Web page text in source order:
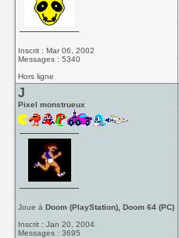
Inscrit : Mar 06, 2002
Messages : 5340
Hors ligne
J
Pixel monstrueux
Joue àDoom (PlayStation), Doom 64 (PC)
Inscrit : Jan 20, 2004
Messages : 3695